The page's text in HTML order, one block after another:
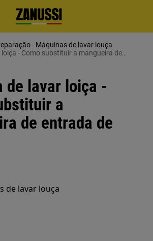
- Máquinas de lavar louça
- Como substituir a mangueira de
de lavar loiça -
a
de entrada de
de lavar louça